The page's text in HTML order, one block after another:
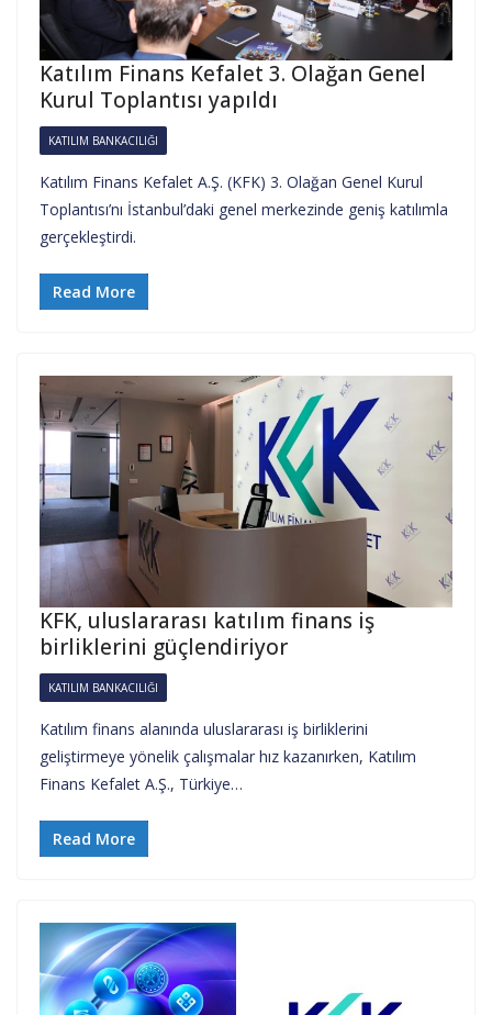
Katılım Finans Kefalet 3. Olağan Genel
Kurul Toplantısı yapıldı
KATILIM BANKACILIĞI
Katılım Finans Kefalet A.Ş. (KFK) 3. Olağan Genel Kurul
Toplantısı’nı İstanbul’daki genel merkezinde geniş katılımla
gerçekleştirdi.
Read More
KFK, uluslararası katılım finans iş
birliklerini güçlendiriyor
KATILIM BANKACILIĞI
Katılım finans alanında uluslararası iş birliklerini
geliştirmeye yönelik çalışmalar hız kazanırken, Katılım
Finans Kefalet A.Ş., Türkiye…
Read More